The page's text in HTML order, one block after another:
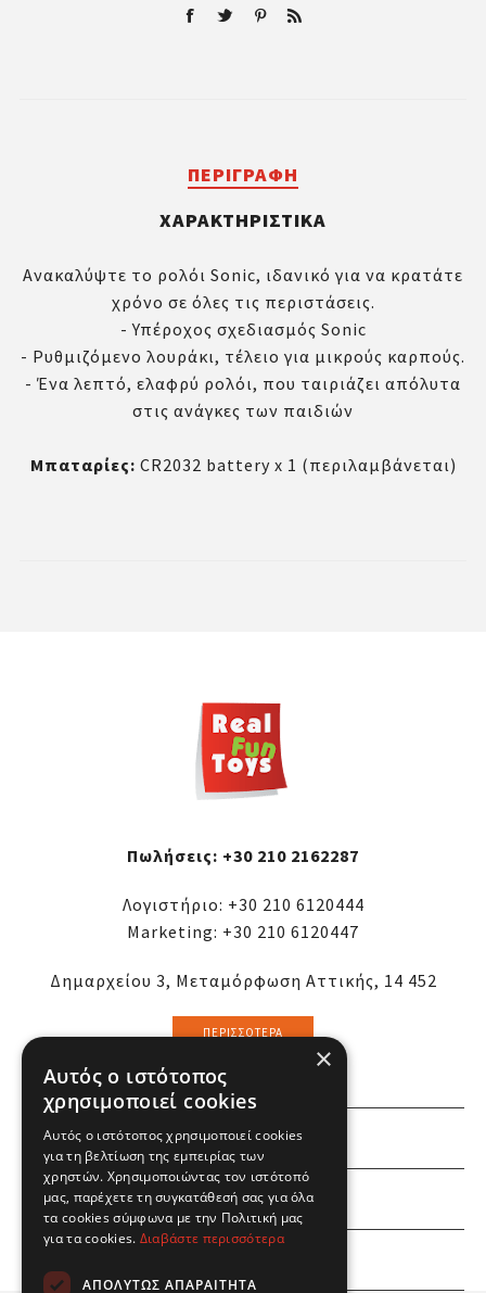
ΠΕΡΙΓΡΑΦΉ
ΧΑΡΑΚΤΗΡΙΣΤΙΚΆ
Ανακαλύψτε το ρολόι Sonic, ιδανικό για να κρατάτε
χρόνο σε όλες τις περιστάσεις.
- Υπέροχος σχεδιασμός Sonic
- Ρυθμιζόμενο λουράκι, τέλειο για μικρούς καρπούς.
- Ένα λεπτό, ελαφρύ ρολόι, που ταιριάζει απόλυτα
στις ανάγκες των παιδιών
Μπαταρίες: CR2032 battery x 1 (περιλαμβάνεται)
Πωλήσεις: +30 210 2162287
Λογιστήριο: +30 210 6120444
Marketing: +30 210 6120447
Δημαρχείου 3, Μεταμόρφωση Αττικής, 14 452
ΠΕΡΙΣΣΌΤΕΡΑ
ΕΜΕΙΣ
ΕΣΕΙΣ
×
Αυτός ο ιστότοπος
χρησιμοποιεί cookies
Αυτός ο ιστότοπος χρησιμοποιεί cookies
για τη βελτίωση της εμπειρίας των
χρηστών. Χρησιμοποιώντας τον ιστότοπό
μας, παρέχετε τη συγκατάθεσή σας για όλα
τα cookies σύμφωνα με την Πολιτική μας
για τα cookies. Διαβάστε περισσότερα
ΑΠΟΛΎΤΩΣ ΑΠΑΡΑΊΤΗΤΑ